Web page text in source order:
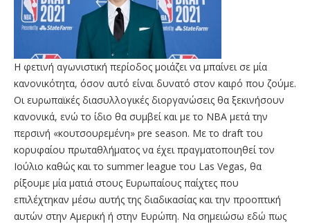
Η φετινή αγωνιστική περίοδος μοιάζει να μπαίνει σε μία
κανονικότητα, όσον αυτό είναι δυνατό στον καιρό που ζούμε.
Οι ευρωπαϊκές διασυλλογικές διοργανώσεις θα ξεκινήσουν
κανονικά, ενώ το ίδιο θα συμβεί και με το ΝΒΑ μετά την
περσινή «κουτσουρεμένη» pre season. Mε το draft του
κορυφαίου πρωταθλήματος να έχει πραγματοποιηθεί τον
Ιούλιο καθώς και το summer league του Las Vegas, θα
ρίξουμε μία ματιά στους Ευρωπαίους παίχτες που
επιλέχτηκαν μέσω αυτής της διαδικασίας και την προοπτική
αυτών στην Αμερική ή στην Ευρώπη. Να σημειώσω εδώ πως